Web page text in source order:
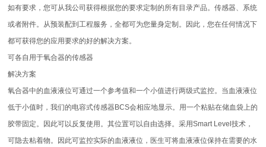
如有要求，您可从我公司获得根据您的要求定制的所有目录产品。传感器、系统
或者附件。从预装配到工程服务，全都可为您量身定制。因此，您在任何情况下
都可获得您的应用要求的好的解决方案。
可各自用于氧合器的传感器
解决方案
氧合器中的血液液位可通过一个参考值和一个小值进行两级式监控。当血液液位
低于小值时，我们的电容式传感器BCS会相应地显示。用一个粘贴在储血袋上的
胶带固定。因此可以反复使用。其位置可以自由选择。采用Smart Level技术，
可隐去粘着物。因此可监控实际的血液液位，医生可将血液液位保持在需要的水